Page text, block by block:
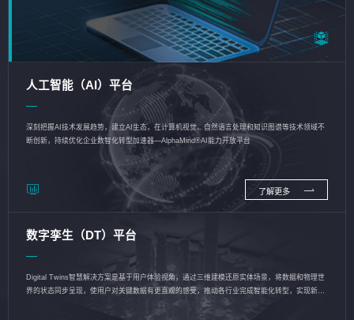
人工智能（AI）平台
深刻把握AI技术发展趋势，建立AI生态，在计算机视觉、自然语言处理和知识图谱等技术领域不
断创新，持续优化企业数智化转型加速器—AlphaMind®AI能力开放平台
了解更多
数字孪生（DT）平台
Digital Twins智慧解决方案是基于用户体验视角，通过三维建模还原实体场景，将数据和物理世
界的状态同步呈现，使用户对关键数据有更直观的感受，推动各行业完成智能化转型，实现新旧